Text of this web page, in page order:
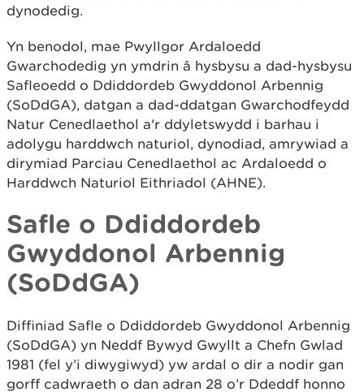
dynodedig.
Yn benodol, mae Pwyllgor Ardaloedd
Gwarchodedig yn ymdrin â hysbysu a dad-hysbysu
Safleoedd o Ddiddordeb Gwyddonol Arbennig
(SoDdGA), datgan a dad-ddatgan Gwarchodfeydd
Natur Cenedlaethol a'r ddyletswydd i barhau i
adolygu harddwch naturiol, dynodiad, amrywiad a
dirymiad Parciau Cenedlaethol ac Ardaloedd o
Harddwch Naturiol Eithriadol (AHNE).
Safle o Ddiddordeb
Gwyddonol Arbennig
(SoDdGA)
Diffiniad Safle o Ddiddordeb Gwyddonol Arbennig
(SoDdGA) yn Neddf Bywyd Gwyllt a Chefn Gwlad
1981 (fel y’i diwygiwyd) yw ardal o dir a nodir gan
gorff cadwraeth o dan adran 28 o’r Ddeddf honno